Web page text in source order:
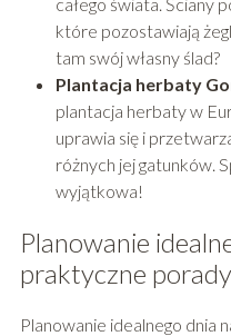
które pozostawiają
tam swój własny ślad?
Plantacja herbaty
plantacja herbaty w
uprawia się i
różnych jej gatunków.
wyjątkowa!
Planowanie
praktyczne porady
Planowanie idealnego dnia